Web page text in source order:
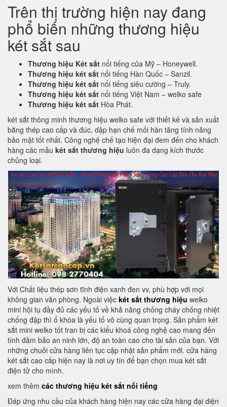
Trên thị trường hiện nay đang
phổ biến những thương hiệu
két sắt sau
Thương hiệu Két sắt nổi tiếng của Mỹ – Honeywell.
Thương hiệu két sắt nổi tiếng Hàn Quốc – Sanzil.
Thương hiệu két sắt nổi tiếng siêu cường – Truly.
Thương hiệu két sắt nổi tiếng Việt Nam – welko safe
Thương hiệu két sắt Hòa Phát.
két sắt thông minh thương hiệu welko safe với thiết kế và sản xuất
bằng thép cao cấp và đúc, dập hạn chế mối hàn tăng tính năng
bảo mật tốt nhất. Công nghệ chế tạo hiện đại đem đến cho khách
hàng các mẫu két sắt thương hiệu luôn đa dạng kích thước
chủng loại.
Với Chất liệu thép sơn tĩnh điện xanh đen vv, phù hợp với mọi
không gian văn phòng. Ngoài việc két sắt thương hiệu welko
mini hội tụ đầy đủ các yếu tố về khả năng chống cháy chống nhiệt
chống đập thì ổ khóa là yếu tố vô cùng quan trọng. Sản phẩm két
sắt mini welko tốt tran bị các kiểu khoá công nghệ cao mang đến
tính đảm bảo an ninh lớn, độ an toàn cao cho tài sản của bạn. Với
những chuỗi cửa hàng liên tục cập nhật sản phẩm mới. cửa hàng
két sắt cao cấp hiện nay là nơi uy tín để bạn chọn mua két sắt
điện tử cho mình.
xem thêm các thương hiệu két sắt nổi tiếng
Đáp ứng nhu cầu của khách hàng hiện nay các cửa hàng đại diện